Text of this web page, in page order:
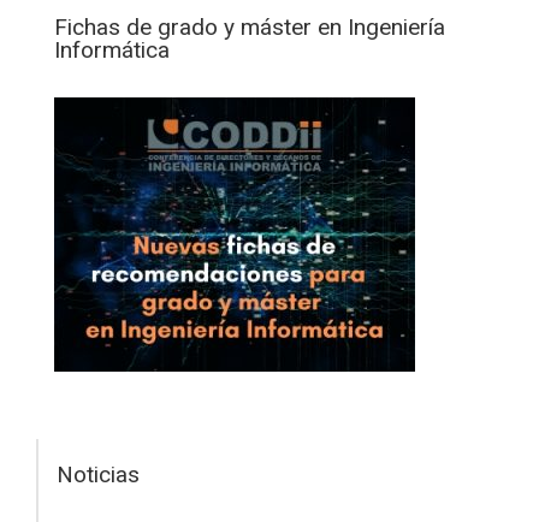
Fichas de grado y máster en Ingeniería
Informática
Noticias